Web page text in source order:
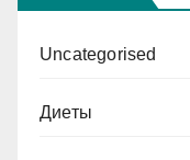
Uncategorised
Диеты